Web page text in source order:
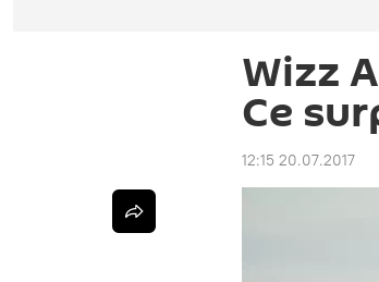
Wizz
Ce
12:15 20.07.2017